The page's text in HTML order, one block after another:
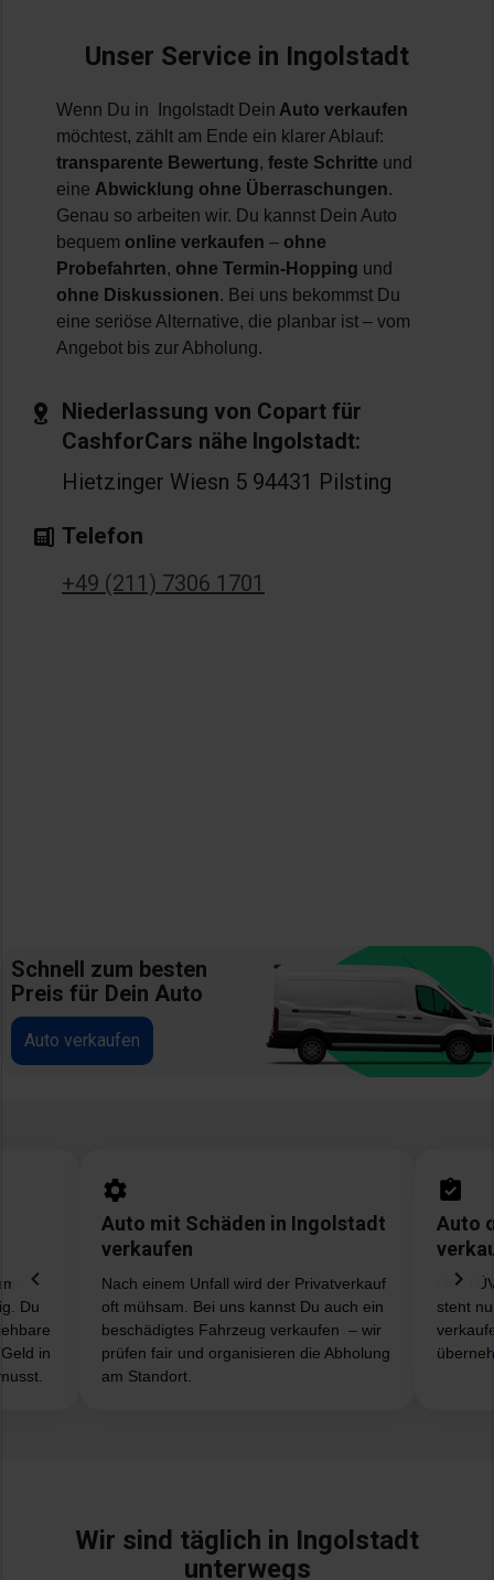
Unser Service in Ingolstadt
Wenn Du in Ingolstadt Dein Auto verkaufen
möchtest, zählt am Ende ein klarer Ablauf:
transparente Bewertung, feste Schritte und
eine Abwicklung ohne Überraschungen.
Genau so arbeiten wir. Du kannst Dein Auto
bequem online verkaufen – ohne
Probefahrten, ohne Termin-Hopping und
ohne Diskussionen. Bei uns bekommst Du
eine seriöse Alternative, die planbar ist – vom
Angebot bis zur Abholung.
Niederlassung von Copart für
CashforCars nähe Ingolstadt:
Hietzinger Wiesn 5 94431 Pilsting
Telefon
+49 (211) 7306 1701
Schnell zum besten
Preis für Dein Auto
Auto verkaufen
Du
in
Auto mit Schäden in Ingolstadt
verkaufen
Nach einem Unfall wird der Privatverkauf
oft mühsam. Bei uns kannst Du auch ein
beschädigtes Fahrzeug verkaufen – wir
prüfen fair und organisieren die Abholung
am Standort.
Auto
Der
steht
Wir sind täglich in Ingolstadt
unterwegs